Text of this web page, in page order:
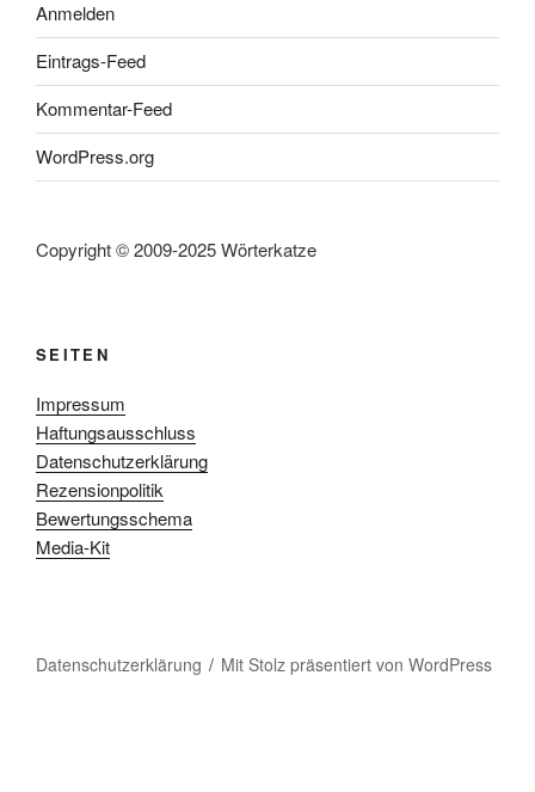
Anmelden
Eintrags-Feed
Kommentar-Feed
WordPress.org
Copyright © 2009-2025 Wörterkatze
SEITEN
Impressum
Haftungsausschluss
Datenschutzerklärung
Rezensionpolitik
Bewertungsschema
Media-Kit
Datenschutzerklärung Mit Stolz präsentiert von WordPress